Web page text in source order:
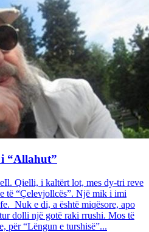
“Allahut”
Qielli, i kaltërt lot, mes dy-tri reve
të “Çelevjollcës”. Një mik i imi
Nuk e di, a është miqësore, apo
dolli një gotë raki rrushi. Mos të
për “Lëngun e turshisë”...